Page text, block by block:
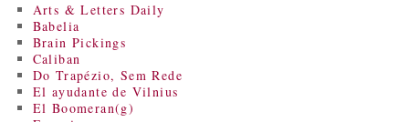
Arts & Letters Daily
Babelia
Brain Pickings
Caliban
Do Trapézio, Sem Rede
El ayudante de Vilnius
El Boomeran(g)